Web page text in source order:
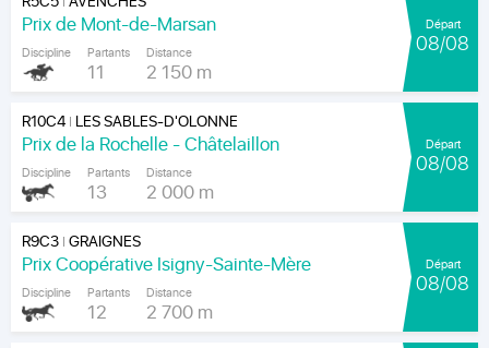
Prix de Mont-de-Marsan
Discipline Partants
11
Distance
2 150 m
Départ
08/08
R10C4| LES SABLES-D'OLONNE
Prix de la Rochelle - Châtelaillon
Discipline Partants
13
Distance
2 000 m
Départ
08/08
R9C3|GRAIGNES
Prix Coopérative Isigny-Sainte-Mère
Discipline Partants
12
Distance
2 700 m
Départ
08/08